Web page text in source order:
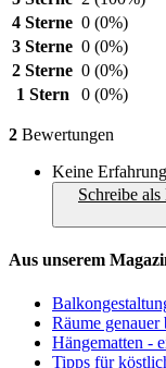
4 Sterne 0 (0%)
3 Sterne 0 (0%)
2 Sterne 0 (0%)
1 Stern
0 (0%)
2 Bewertungen
Keine
Schreibe
Aus unserem
Räume
Hängematten -
Tipps für